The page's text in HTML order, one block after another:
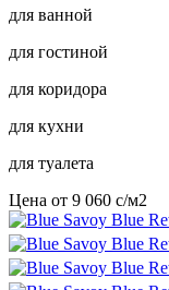
для ванной
для гостиной
для коридора
для кухни
для туалета
Цена от 9 060 c/м2